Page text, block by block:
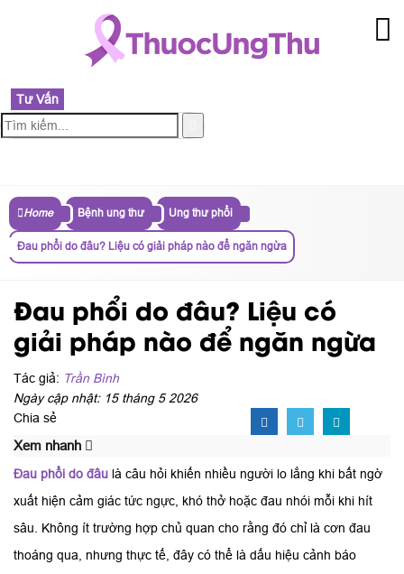
Tư Vấn
Home Bệnh ung thư Ung thư phổi
Đau phổi do đâu? Liệu có giải pháp nào để ngăn ngừa
Đau phổi do đâu? Liệu có
giải pháp nào để ngăn ngừa
Tác giả: Trần Bình
Ngày cập nhật: 15 tháng 5 2026
Chia sẻ
Xem nhanh
Đau phổi do đâu là câu hỏi khiến nhiều người lo lắng khi bất ngờ
xuất hiện cảm giác tức ngực, khó thở hoặc đau nhói mỗi khi hít
sâu. Không ít trường hợp chủ quan cho rằng đó chỉ là cơn đau
thoáng qua, nhưng thực tế, đây có thể là dấu hiệu cảnh báo